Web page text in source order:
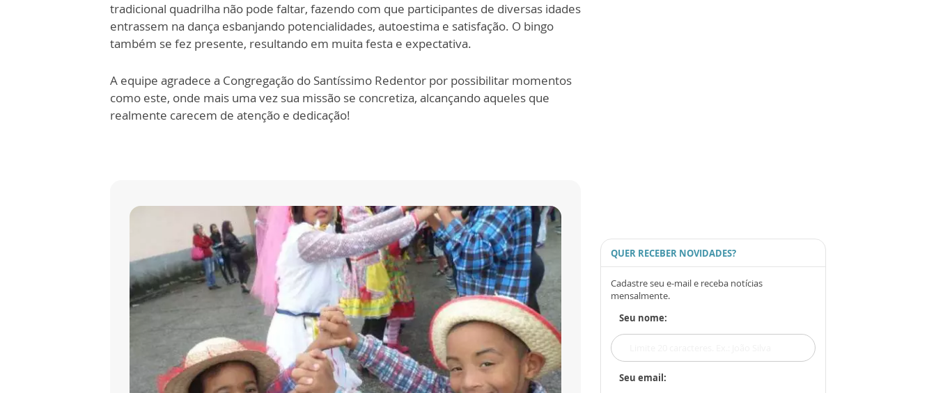
tradicional quadrilha não pode faltar, fazendo com que participantes de diversas idades
entrassem na dança esbanjando potencialidades, autoestima e satisfação. O bingo
também se fez presente, resultando em muita festa e expectativa.
A equipe agradece a Congregação do Santíssimo Redentor por possibilitar momentos
como este, onde mais uma vez sua missão se concretiza, alcançando aqueles que
realmente carecem de atenção e dedicação!
QUER RECEBER NOVIDADES?
Cadastre seu e-mail e receba notícias
mensalmente.
Seu nome:
Seu email: